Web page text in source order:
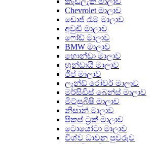
Chevrolet මාලාව
ඩොජ් රැම් මාලාව
අවුඩි මාලාව
ෆෝඩ් මාලාව
BMW මාලාව
හොන්ඩා මාලාව
හුන්ඩායි මාලාව
ජීප් මාලාව
ලෑන්ඩ් රෝවර් මාලාව
මර්සිඩීස් බෙන්ස් මාලාව
මිට්සුබිෂි මාලාව
නිසාන් මාලාව
පිකප් ට්‍රක් මාලාව
ටොයෝටා මාලාව
විශ්ව ධාවන පුවරුව